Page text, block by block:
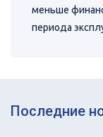
меньше
периода
Последние